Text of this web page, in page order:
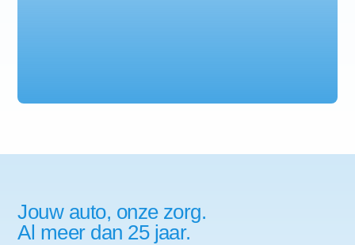
Jouw auto, onze zorg.
Al meer dan 25 jaar.